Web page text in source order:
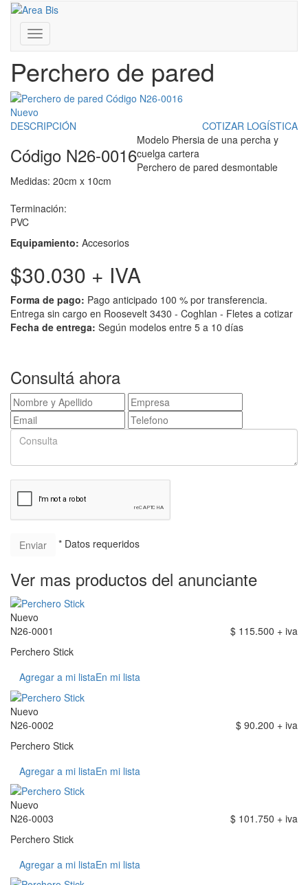
Toggle
navigation
Inicio / Presentación de la fábrica N26
Perchero de pared
Nuevo
DESCRIPCIÓN
COTIZAR LOGÍSTICA
Código N26-0016
Modelo Phersia de una percha y
cuelga cartera
Perchero de pared desmontable
Medidas: 20cm x 10cm
Terminación:
PVC
Equipamiento: Accesorios
$30.030 + IVA
Forma de pago: Pago anticipado 100 % por transferencia.
Entrega sin cargo en Roosevelt 3430 - Coghlan - Fletes a cotizar
Fecha de entrega: Según modelos entre 5 a 10 días
Consultá ahora
* Datos requeridos
Ver mas productos del anunciante
Nuevo
N26-0001
$ 115.500 + iva
Perchero Stick
Agregar a mi listaEn mi lista
Nuevo
N26-0002
$ 90.200 + iva
Perchero Stick
Agregar a mi listaEn mi lista
Nuevo
N26-0003
$ 101.750 + iva
Perchero Stick
Agregar a mi listaEn mi lista